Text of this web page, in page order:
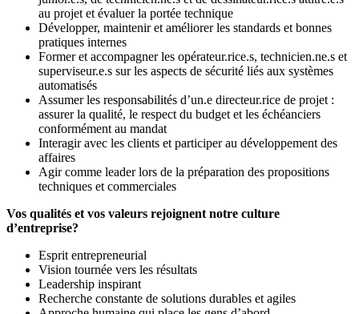
au projet et évaluer la portée technique
Développer, maintenir et améliorer les standards et bonnes
pratiques internes
Former et accompagner les opérateur.rice.s, technicien.ne.s et
superviseur.e.s sur les aspects de sécurité liés aux systèmes
automatisés
Assumer les responsabilités d’un.e directeur.rice de projet :
assurer la qualité, le respect du budget et les échéanciers
conformément au mandat
Interagir avec les clients et participer au développement des
affaires
Agir comme leader lors de la préparation des propositions
techniques et commerciales
Vos qualités et vos valeurs rejoignent notre culture
d’entreprise?
Esprit entrepreneurial
Vision tournée vers les résultats
Leadership inspirant
Recherche constante de solutions durables et agiles